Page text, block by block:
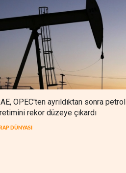
OPEC'ten ayrıldıktan sonra petrol
rekor düzeye çıkardı
DÜNYASI